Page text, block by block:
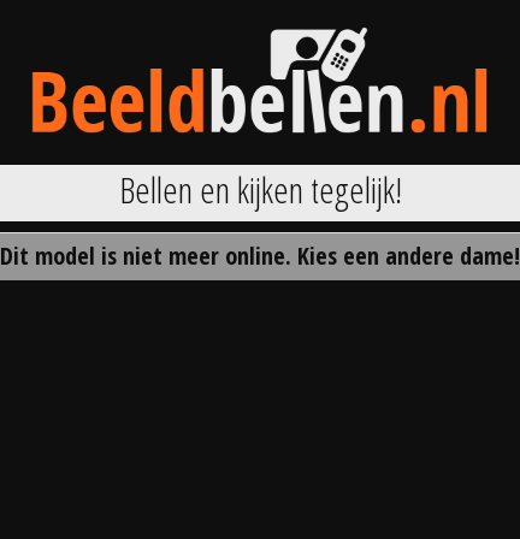
Bellen en kijken tegelijk!
Dit model is niet meer online. Kies een andere dame!